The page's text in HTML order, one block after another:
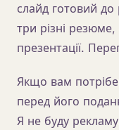
слайд готовий
три різні резюме,
презентації.
Якщо вам
перед його
Я не буду